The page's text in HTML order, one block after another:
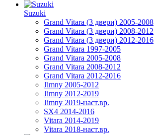
Suzuki
Grand Vitara (3 двери) 2005-2008
Grand Vitara (3 двери) 2008-2012
Grand Vitara (3 двери) 2012-2016
Grand Vitara 1997-2005
Grand Vitara 2005-2008
Grand Vitara 2008-2012
Grand Vitara 2012-2016
Jimny 2005-2012
Jimny 2012-2019
Jimny 2019-наст.вр.
SX4 2014-2016
Vitara 2014-2019
Vitara 2018-наст.вр.